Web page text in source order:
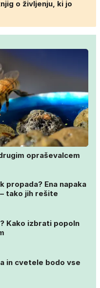
o življenju, ki jo
opraševalcem
propada? Ena napaka
tako jih rešite
Kako izbrati popoln
in cvetele bodo vse